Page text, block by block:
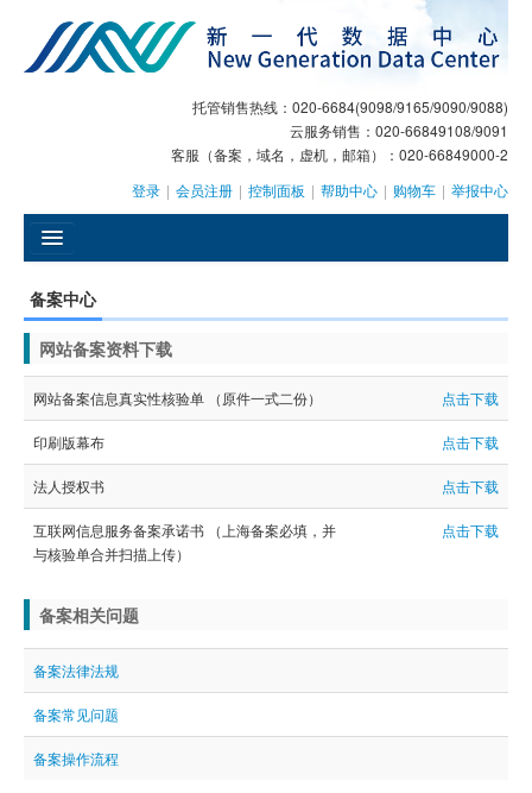
托管销售热线：020-6684(9098/9165/9090/9088)
云服务销售：020-66849108/9091
客服（备案，域名，虚机，邮箱）：020-66849000-2
登录 | 会员注册 | 控制面板 | 帮助中心 | 购物车 | 举报中心
GEO
AI客服
大模型服务
域名注册
虚拟主机
企业邮箱
SSL证书
云主机
客服中心
备案中心
网站备案资料下载
网站备案信息真实性核验单 （原件一式二份） 点击下载
印刷版幕布 点击下载
法人授权书 点击下载
互联网信息服务备案承诺书 （上海备案必填，并
与核验单合并扫描上传）
点击下载
备案相关问题
备案法律法规
备案常见问题
备案操作流程